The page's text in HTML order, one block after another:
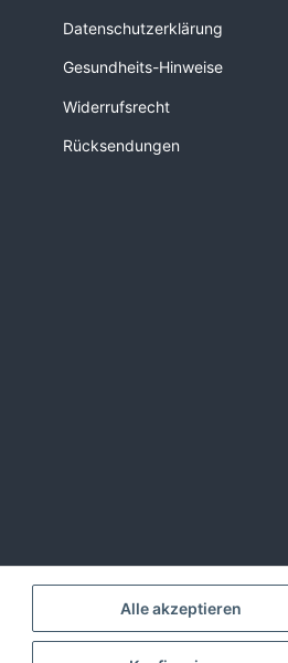
Alle akzeptieren
Datenschutzerklärung
Gesundheits-Hinweise
Widerrufsrecht
Rücksendungen